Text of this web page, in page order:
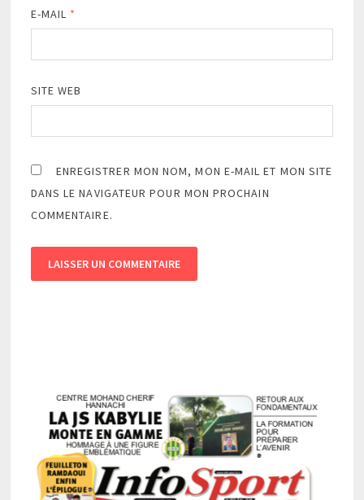
E-MAIL *
SITE WEB
ENREGISTRER MON NOM, MON E-MAIL ET MON SITE
DANS LE NAVIGATEUR POUR MON PROCHAIN
COMMENTAIRE.